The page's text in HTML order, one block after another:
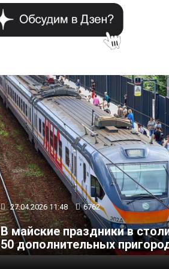
27.04.2026 11:48 6762
В майские праздники в
50 дополнительных